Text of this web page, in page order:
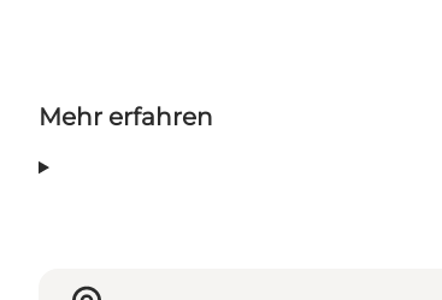
Mehr erfahren